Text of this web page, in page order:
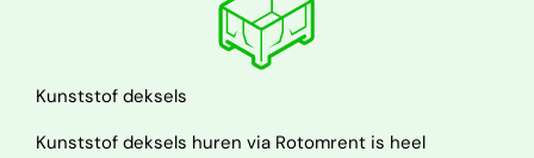
Kunststof deksels
Kunststof deksels huren via Rotomrent is heel